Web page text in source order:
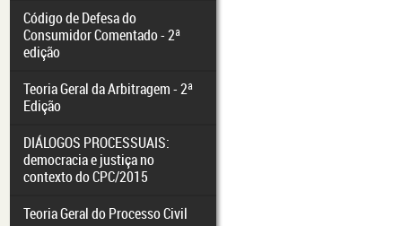
Código de Defesa do
Consumidor Comentado - 2ª
edição
Teoria Geral da Arbitragem - 2ª
Edição
DIÁLOGOS PROCESSUAIS:
democracia e justiça no
contexto do CPC/2015
Teoria Geral do Processo Civil